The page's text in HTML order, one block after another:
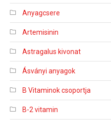
Anyagcsere
Artemisinin
Astragalus kivonat
Ásványi anyagok
B Vitaminok csoportja
B-2 vitamin